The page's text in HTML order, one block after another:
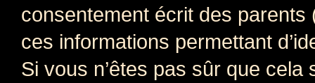
consentement écrit des parents
ces informations permettant
Si vous n’êtes pas sûr que